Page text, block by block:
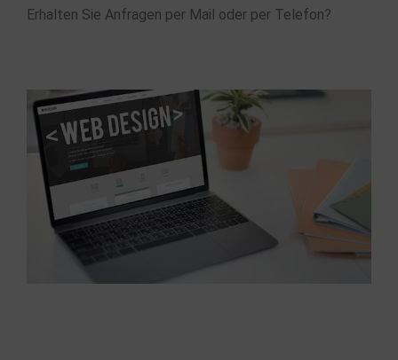
Erhalten Sie Anfragen per Mail oder per Telefon?